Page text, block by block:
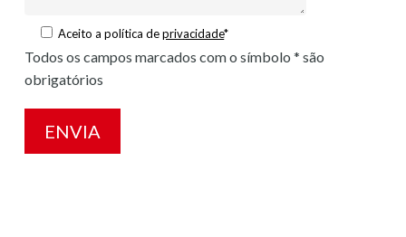
Aceito a política deprivacidade*
Todos os campos marcados com o símbolo * são
obrigatórios